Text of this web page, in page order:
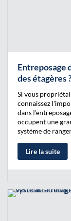
Entreposage
des étagères
Si vous
connaissez
dans
occupent une
système de
Lire la suite